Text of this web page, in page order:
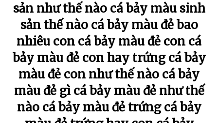
sản như thế nào cá bảy màu sinh
sản thế nào cá bảy màu đẻ bao
nhiêu con cá bảy màu đẻ con cá
bảy màu đẻ con hay trứng cá bảy
màu đẻ con như thế nào cá bảy
màu đẻ gì cá bảy màu đẻ như thế
nào cá bảy màu đẻ trứng cá bảy